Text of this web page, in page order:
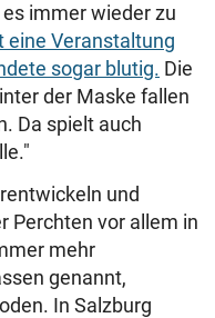
immer wieder zu
eine Veranstaltung
sogar blutig. Die
der Maske fallen
Da spielt auch
und
Perchten vor allem in
mehr
genannt,
In Salzburg